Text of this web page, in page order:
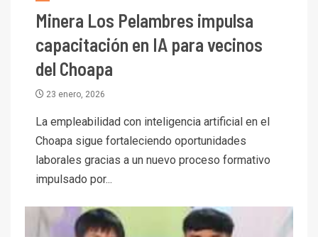
Minera Los Pelambres impulsa
capacitación en IA para vecinos
del Choapa
23 enero, 2026
La empleabilidad con inteligencia artificial en el
Choapa sigue fortaleciendo oportunidades
laborales gracias a un nuevo proceso formativo
impulsado por...
PIB minero impacta el
crecimiento regional: Banco
Central reporta resultados
Informe bimensual de
Cochilco: precio del cobre